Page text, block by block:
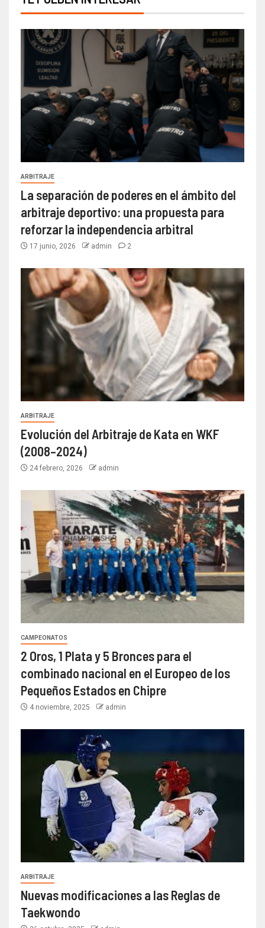
ARBITRAJE
La separación de poderes en el ámbito del
arbitraje deportivo: una propuesta para
reforzar la independencia arbitral
17 junio, 2026 admin 2
ARBITRAJE
Evolución del Arbitraje de Kata en WKF
(2008–2024)
24 febrero, 2026 admin
CAMPEONATOS
2 Oros, 1 Plata y 5 Bronces para el
combinado nacional en el Europeo de los
Pequeños Estados en Chipre
4 noviembre, 2025 admin
ARBITRAJE
Nuevas modificaciones a las Reglas de
Taekwondo